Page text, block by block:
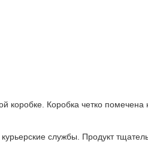
коробке. Коробка четко
службы. Продукт